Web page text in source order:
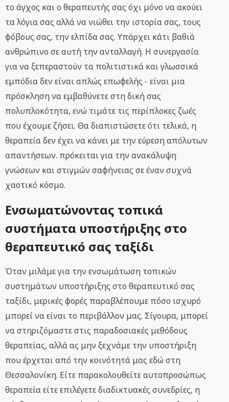
το άγχος και ο θεραπευτής σας όχι μόνο να ακούει
τα λόγια σας αλλά να νιώθει την ιστορία σας, τους
φόβους σας, την ελπίδα σας. Υπάρχει κάτι βαθιά
ανθρώπινο σε αυτή την ανταλλαγή. Η συνεργασία
για να ξεπεραστούν τα πολιτιστικά και γλωσσικά
εμπόδια δεν είναι απλώς επωφελής - είναι μια
πρόσκληση να εμβαθύνετε στη δική σας
πολυπλοκότητα, ενώ τιμάτε τις περίπλοκες ζωές
που έχουμε ζήσει. Θα διαπιστώσετε ότι τελικά, η
θεραπεία δεν έχει να κάνει με την εύρεση απόλυτων
απαντήσεων. πρόκειται για την ανακάλυψη
γνώσεων και στιγμών σαφήνειας σε έναν συχνά
χαοτικό κόσμο.
Ενσωματώνοντας τοπικά
συστήματα υποστήριξης στο
θεραπευτικό σας ταξίδι
Όταν μιλάμε για την ενσωμάτωση τοπικών
συστημάτων υποστήριξης στο θεραπευτικό σας
ταξίδι, μερικές φορές παραβλέπουμε πόσο ισχυρό
μπορεί να είναι το περιβάλλον μας. Σίγουρα, μπορεί
να στηριζόμαστε στις παραδοσιακές μεθόδους
θεραπείας, αλλά ας μην ξεχνάμε την υποστήριξη
που έρχεται από την κοινότητά μας εδώ στη
Θεσσαλονίκη. Είτε παρακολουθείτε αυτοπροσώπως
θεραπεία είτε επιλέγετε διαδικτυακές συνεδρίες, η